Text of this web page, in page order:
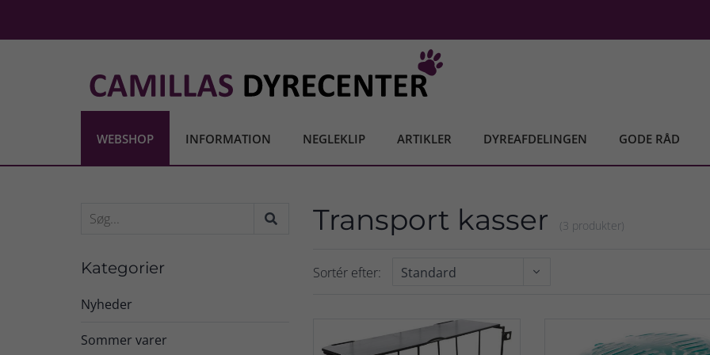
WEBSHOP INFORMATION NEGLEKLIP ARTIKLER DYREAFDELINGEN GODE RÅD
Kategorier
Nyheder
Sommer varer
Transport kasser (3 produkter)
Sortér efter: